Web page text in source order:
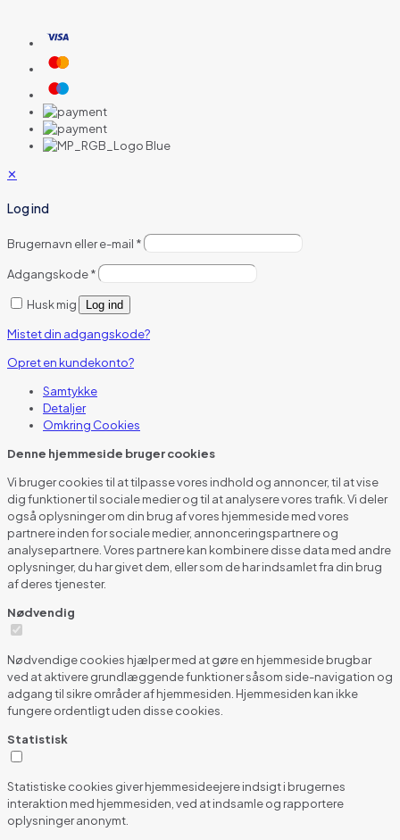
✕
Log ind
Brugernavn eller e-mail *
Adgangskode*
Husk mig Log ind
Mistet din adgangskode?
Opret en kundekonto?
Samtykke
Detaljer
Omkring Cookies
Denne hjemmeside bruger cookies
Vi bruger cookies til at tilpasse vores indhold og annoncer, til at vise
dig funktioner til sociale medier og til at analysere vores trafik. Vi deler
også oplysninger om din brug af vores hjemmeside med vores
partnere inden for sociale medier, annonceringspartnere og
analysepartnere. Vores partnere kan kombinere disse data med andre
oplysninger, du har givet dem, eller som de har indsamlet fra din brug
af deres tjenester.
Nødvendig
Nødvendige cookies hjælper med at gøre en hjemmeside brugbar
ved at aktivere grundlæggende funktioner såsom side-navigation og
adgang til sikre områder af hjemmesiden. Hjemmesiden kan ikke
fungere ordentligt uden disse cookies.
Statistisk
Statistiske cookies giver hjemmesideejere indsigt i brugernes
interaktion med hjemmesiden, ved at indsamle og rapportere
oplysninger anonymt.